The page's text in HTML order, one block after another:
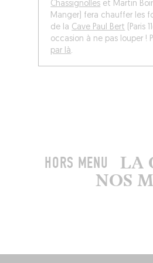
Chassignolles et Martin
Manger) fera chauffer les
de la Cave Paul Bert (Paris
occasion à ne pas louper !
par là.
HORS MENU
LA
NOS